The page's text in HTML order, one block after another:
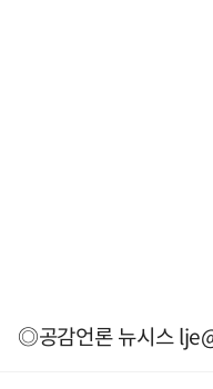
◎공감언론 뉴시스